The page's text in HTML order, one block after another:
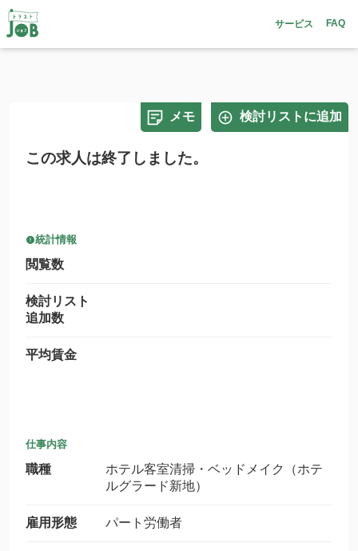
サービス FAQ
メモ 検討リストに追加
この求人は終了しました。
統計情報
閲覧数
検討リスト
追加数
平均賃金
仕事内容
職種
ホテル客室清掃・ベッドメイク（ホテ
ルグラード新地）
雇用形態 パート労働者